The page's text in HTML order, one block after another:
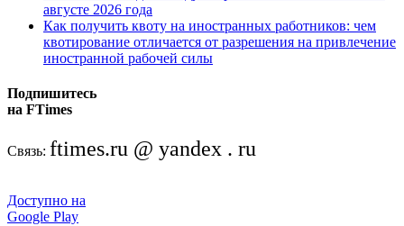
августе 2026 года
Как получить квоту на иностранных работников: чем
квотирование отличается от разрешения на привлечение
иностранной рабочей силы
Подпишитесь
на FTimes
Связь: ftimes.ru @ yandex . ru
Доступно на
Google Play